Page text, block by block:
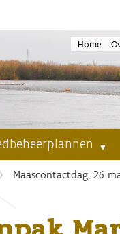
Home
Maascontactdag, 26